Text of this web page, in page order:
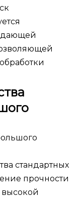
стандартных
прочности
высокой